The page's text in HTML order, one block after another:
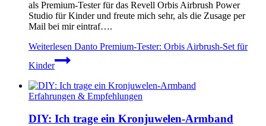
als Premium-Tester für das Revell Orbis Airbrush Power
Studio für Kinder und freute mich sehr, als die Zusage per
Mail bei mir eintraf….
Weiterlesen Danto Premium-Tester: Orbis Airbrush-Set für
Kinder
Erfahrungen & Empfehlungen
DIY: Ich trage ein Kronjuwelen-Armband